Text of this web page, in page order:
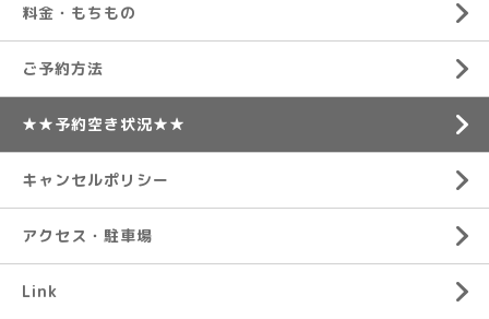
料金・もちもの
ご予約方法
★★予約空き状況★★
キャンセルポリシー
アクセス・駐車場
Link